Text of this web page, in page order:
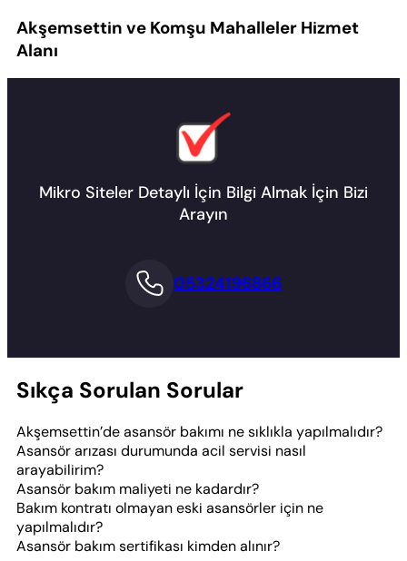
Akşemsettin ve Komşu Mahalleler Hizmet
Alanı
Mikro Siteler Detaylı İçin Bilgi Almak İçin Bizi
Arayın
05324196866
Sıkça Sorulan Sorular
Akşemsettin’de asansör bakımı ne sıklıkla yapılmalıdır?
Asansör arızası durumunda acil servisi nasıl
arayabilirim?
Asansör bakım maliyeti ne kadardır?
Bakım kontratı olmayan eski asansörler için ne
yapılmalıdır?
Asansör bakım sertifikası kimden alınır?